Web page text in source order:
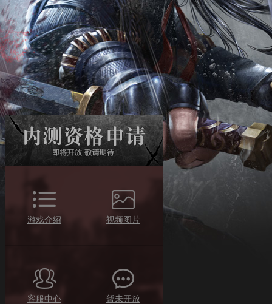
游戏介绍 视频图片
客服中心 暂未开放